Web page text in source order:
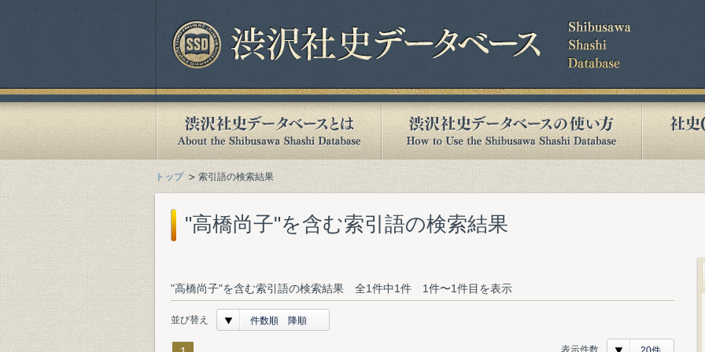
トップ 索引語の検索結果
"高橋尚子"を含む索引語の検索結果
"高橋尚子"を含む索引語の検索結果 全1件中1件 1件〜1件目を表示
並び替え 件数順 降順
表示件数